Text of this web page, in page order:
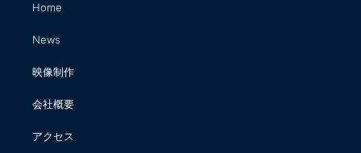
Home
News
映像制作
会社概要
アクセス